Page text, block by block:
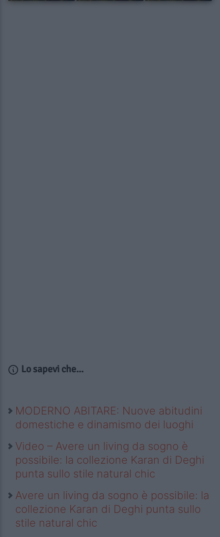
Lo sapevi che...
MODERNO ABITARE: Nuove abitudini
domestiche e dinamismo dei luoghi
Video – Avere un living da sogno è
possibile: la collezione Karan di Deghi
punta sullo stile natural chic
Avere un living da sogno è possibile: la
collezione Karan di Deghi punta sullo
stile natural chic